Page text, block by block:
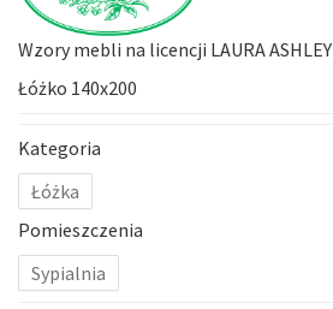
Wzory mebli na licencji LAURA ASHLEY
Łóżko 140x200
Kategoria
Łóżka
Pomieszczenia
Sypialnia